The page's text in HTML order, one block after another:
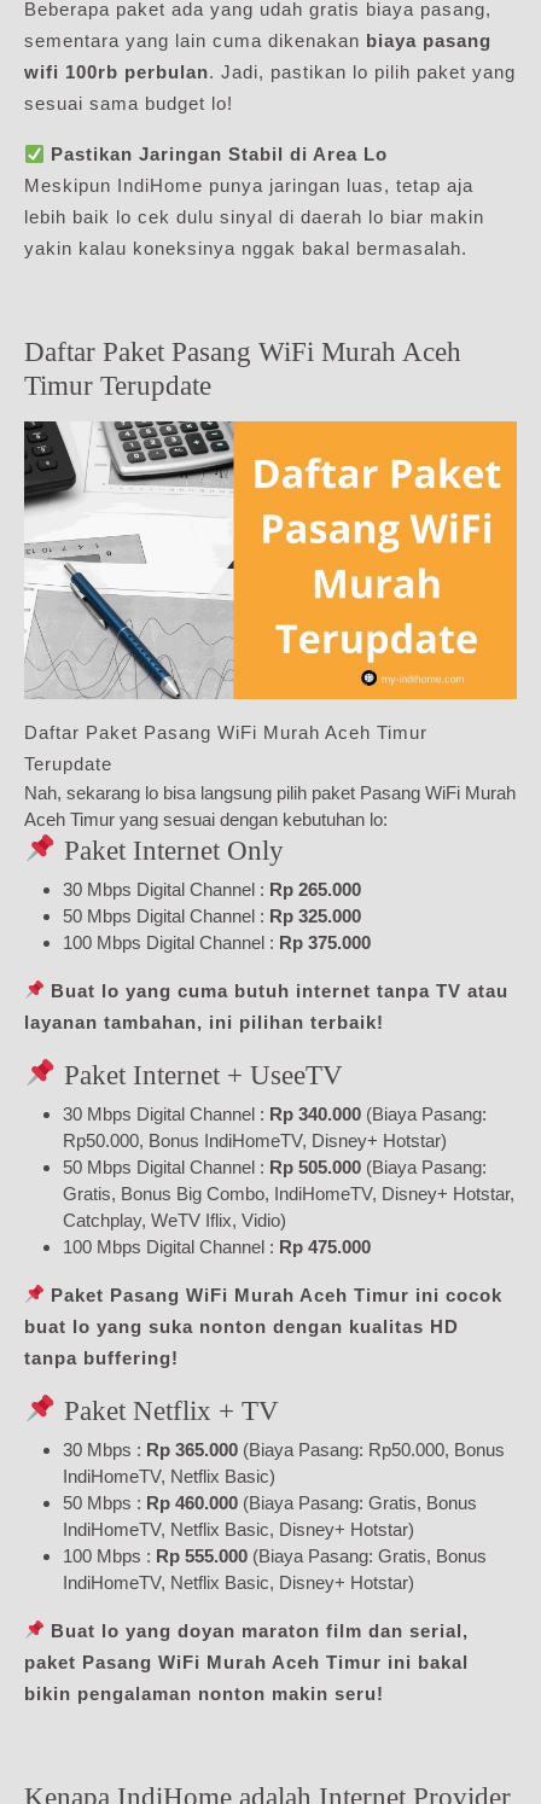
Beberapa paket ada yang udah gratis biaya pasang,
sementara yang lain cuma dikenakan biaya pasang
wifi 100rb perbulan. Jadi, pastikan lo pilih paket yang
sesuai sama budget lo!
Pastikan Jaringan Stabil di Area Lo
Meskipun IndiHome punya jaringan luas, tetap aja
lebih baik lo cek dulu sinyal di daerah lo biar makin
yakin kalau koneksinya nggak bakal bermasalah.
Daftar Paket Pasang WiFi Murah Aceh
Timur Terupdate
Daftar Paket Pasang WiFi Murah Aceh Timur
Terupdate
Nah, sekarang lo bisa langsung pilih paket Pasang WiFi Murah
Aceh Timur yang sesuai dengan kebutuhan lo:
Paket Internet Only
30 Mbps Digital Channel : Rp 265.000
50 Mbps Digital Channel : Rp 325.000
100 Mbps Digital Channel : Rp 375.000
Buat lo yang cuma butuh internet tanpa TV atau
layanan tambahan, ini pilihan terbaik!
Paket Internet + UseeTV
30 Mbps Digital Channel : Rp 340.000 (Biaya Pasang:
Rp50.000, Bonus IndiHomeTV, Disney+ Hotstar)
50 Mbps Digital Channel : Rp 505.000 (Biaya Pasang:
Gratis, Bonus Big Combo, IndiHomeTV, Disney+ Hotstar,
Catchplay, WeTV Iflix, Vidio)
100 Mbps Digital Channel : Rp 475.000
Paket Pasang WiFi Murah Aceh Timur ini cocok
buat lo yang suka nonton dengan kualitas HD
tanpa buffering!
Paket Netflix + TV
30 Mbps : Rp 365.000 (Biaya Pasang: Rp50.000, Bonus
IndiHomeTV, Netflix Basic)
50 Mbps : Rp 460.000 (Biaya Pasang: Gratis, Bonus
IndiHomeTV, Netflix Basic, Disney+ Hotstar)
100 Mbps : Rp 555.000 (Biaya Pasang: Gratis, Bonus
IndiHomeTV, Netflix Basic, Disney+ Hotstar)
Buat lo yang doyan maraton film dan serial,
paket Pasang WiFi Murah Aceh Timur ini bakal
bikin pengalaman nonton makin seru!
Kenapa IndiHome adalah Internet Provider